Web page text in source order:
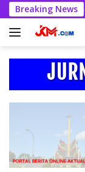
Langsung
ke
konten
Breaking News
Kahfi Tekankan